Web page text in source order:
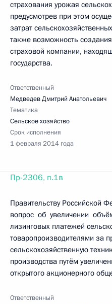
страхования урожая
предусмотрев при этом
затрат
также возможность
страховой компании,
государства.
Ответственный
Медведев Дмитрий Анатольевич
Тематика
Сельское хозяйство
Срок исполнения
1 февраля 2014 года
Пр-2306, п.1в
Правительству Российской
вопрос об увеличении
лизинговых платежей
товаропроизводителями за
сельскохозяйственную
производства путём
открытого акционерного
Ответственный